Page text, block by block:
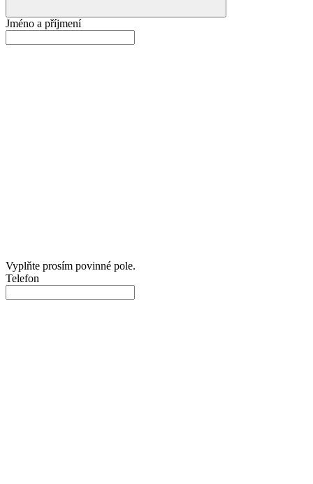
Jméno a příjmení
Vyplňte prosím povinné pole.
Telefon